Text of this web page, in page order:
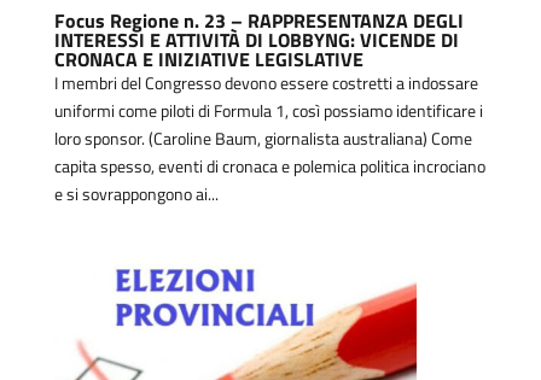
Focus Regione n. 23 – RAPPRESENTANZA DEGLI
INTERESSI E ATTIVITÀ DI LOBBYNG: VICENDE DI
CRONACA E INIZIATIVE LEGISLATIVE
I membri del Congresso devono essere costretti a indossare
uniformi come piloti di Formula 1, così possiamo identificare i
loro sponsor. (Caroline Baum, giornalista australiana) Come
capita spesso, eventi di cronaca e polemica politica incrociano
e si sovrappongono ai...